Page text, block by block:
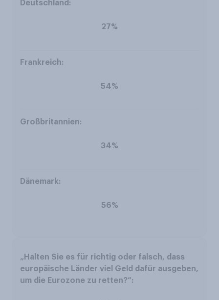
27%
54%
34%
56%